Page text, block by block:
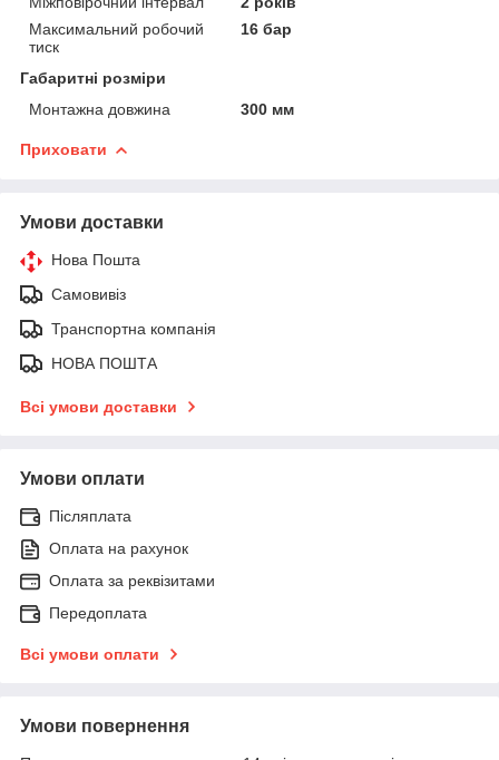
Максимальний робочий
тиск
16 бар
Габаритні розміри
Монтажна довжина
300 мм
Приховати
Умови доставки
Нова Пошта
Самовивіз
Транспортна компанія
НОВА ПОШТА
Всі умови доставки
Умови оплати
Післяплата
Оплата на рахунок
Оплата за реквізитами
Передоплата
Всі умови оплати
Умови повернення